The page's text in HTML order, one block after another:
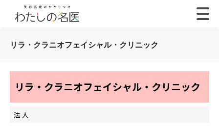
リラ・クラニオフェイシャル・クリニック
リラ・クラニオフェイシャル・クリニック
法 人